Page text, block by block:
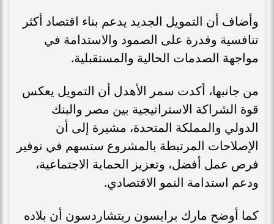
وأضاف أن التمويل الجديد يدعم بناء اقتصاد أكثر
تنافسية وقدرة على الصمود والاستدامة في
مواجهة الصدمات الحالية والمستقبلية.
من جانبها، أكدت سمر الأهدل أن التمويل يعكس
قوة الشراكة الاستراتيجية بين مصر والبنك
الدولي والمملكة المتحدة، مشيرة إلى أن
الإصلاحات المرتبطة بالمشروع ستسهم في توفير
فرص عمل أفضل، وتعزيز الحماية الاجتماعية،
ودعم استدامة النمو الاقتصادي.
كما أوضح مارك برايسون ريتشاردسون أن بلاده